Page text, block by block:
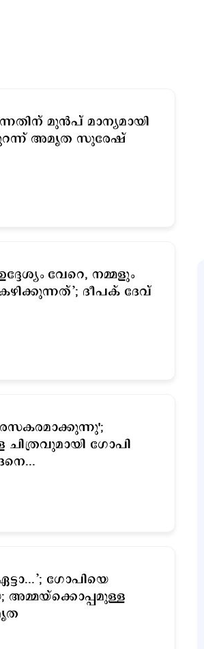
മുന്‍പ് മാന്യമായി
അമൃത സുരേഷ്
വേറെ, നമ്മളും
ദീപക് ദേവ്
രസകരമാക്കുന്നു';
ചിത്രവുമായി ഗോപി
ഗോപിയെ
അമ്മയ്ക്കൊപ്പമുള്ള